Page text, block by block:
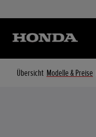
Übersicht Modelle & Preise